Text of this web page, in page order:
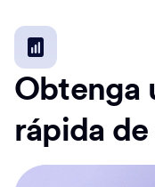
Obtenga
rápida